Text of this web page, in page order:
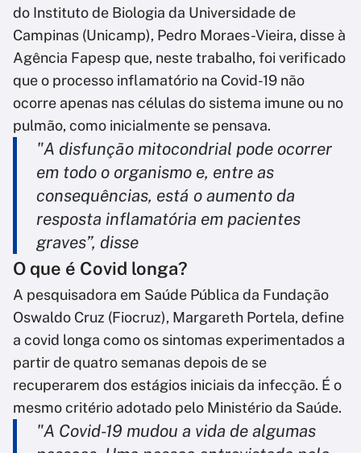
do Instituto de Biologia da Universidade de
Campinas (Unicamp), Pedro Moraes-Vieira, disse à
Agência Fapesp que, neste trabalho, foi verificado
que o processo inflamatório na Covid-19 não
ocorre apenas nas células do sistema imune ou no
pulmão, como inicialmente se pensava.
"A disfunção mitocondrial pode ocorrer
em todo o organismo e, entre as
consequências, está o aumento da
resposta inflamatória em pacientes
graves”, disse
O que é Covid longa?
A pesquisadora em Saúde Pública da Fundação
Oswaldo Cruz (Fiocruz), Margareth Portela, define
a covid longa como os sintomas experimentados a
partir de quatro semanas depois de se
recuperarem dos estágios iniciais da infecção. É o
mesmo critério adotado pelo Ministério da Saúde.
"A Covid-19 mudou a vida de algumas